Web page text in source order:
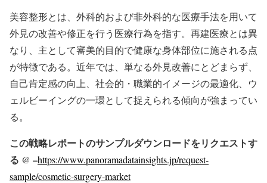
美容整形とは、外科的および非外科的な医療手法を用いて
外見の改善や修正を行う医療行為を指す。再建医療とは異
なり、主として審美的目的で健康な身体部位に施される点
が特徴である。近年では、単なる外見改善にとどまらず、
自己肯定感の向上、社会的・職業的イメージの最適化、ウ
ェルビーイングの一環として捉えられる傾向が強まってい
る。
この戦略レポートのサンプルダウンロードをリクエストす
る @ –https://www.panoramadatainsights.jp/request-
sample/cosmetic-surgery-market